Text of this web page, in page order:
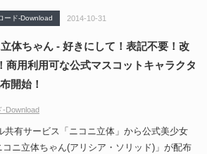
ード-Download 2014-10-31
体ちゃん - 好きにして！表記不要！改
商用利用可な公式マスコットキャラクタ
開始！
-Download
共有サービス「ニコニ立体」から公式美少女
ニ立体ちゃん(アリシア・ソリッド)」が配布